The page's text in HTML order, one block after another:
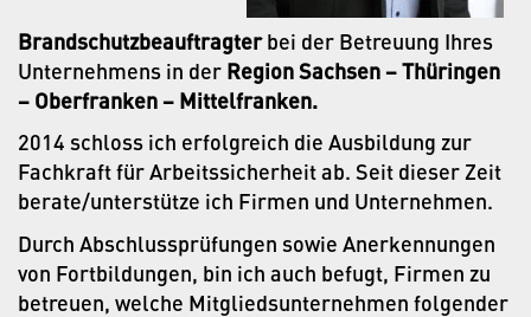
Brandschutzbeauftragterbei der Betreuung Ihres
Unternehmens in der Region Sachsen – Thüringen
– Oberfranken – Mittelfranken.
2014 schloss ich erfolgreich die Ausbildung zur
Fachkraft für Arbeitssicherheit ab. Seit dieser Zeit
berate/unterstütze ich Firmen und Unternehmen.
Durch Abschlussprüfungen sowie Anerkennungen
von Fortbildungen, bin ich auch befugt, Firmen zu
betreuen, welche Mitgliedsunternehmen folgender